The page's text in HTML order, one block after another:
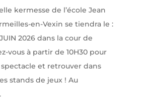
kermesse de l’école Jean
en-Vexin se tiendra le :
2026 dans la cour de
vous à partir de 10H30 pour
et retrouver dans
stands de jeux ! Au